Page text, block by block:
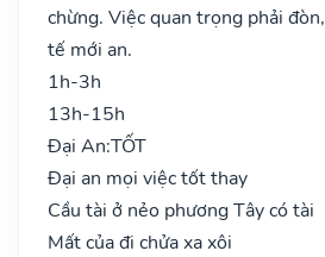
chừng. Việc quan trọng phải
tế mới an.
1h-3h
13h-15h
Đại An:TỐT
Đại an mọi việc tốt thay
Cầu tài ở nẻo phương Tây có tài
Mất của đi chửa xa xôi